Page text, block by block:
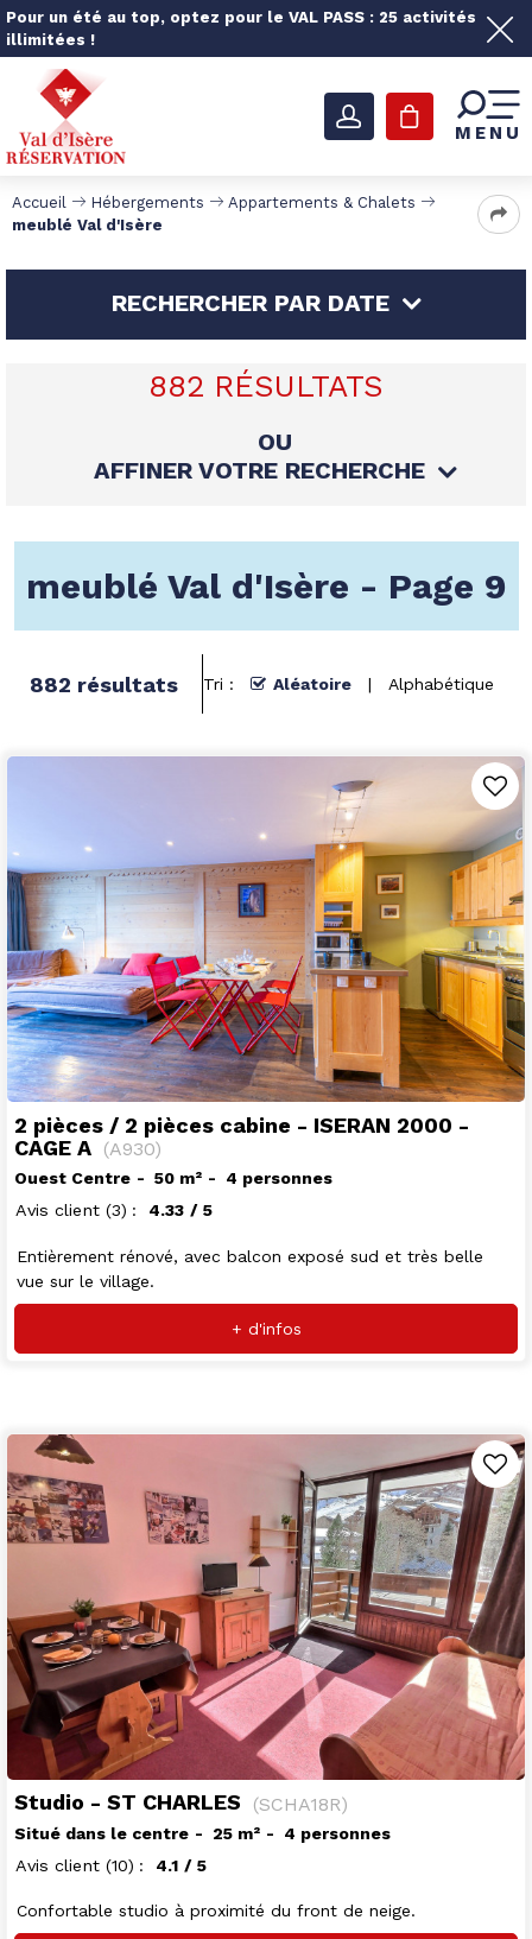
Pour un été au top, optez pour le VAL PASS : 25 activités
illimitées !
MENU
Accueil Hébergements
Appartements & Chalets
meublé Val d'Isère
RECHERCHER PAR DATE
OU
AFFINER VOTRE RECHERCHE
882 RÉSULTATS
meublé Val d'Isère - Page 9
882 résultats Tri : Aléatoire Alphabétique
2 pièces / 2 pièces cabine - ISERAN 2000 -
CAGE A (A930)
Ouest Centre 50 m²
4 personnes
Avis client (3) 4.33 / 5
Entièrement rénové, avec balcon exposé sud et très belle
vue sur le village.
+ d'infos
Studio - ST CHARLES (SCHA18R)
Situé dans le centre 25 m²
4 personnes
Avis client (10) 4.1 / 5
Confortable studio à proximité du front de neige.